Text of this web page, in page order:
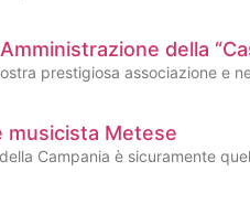
della
prestigiosa associazione e
musicista Metese
Campania è sicuramente